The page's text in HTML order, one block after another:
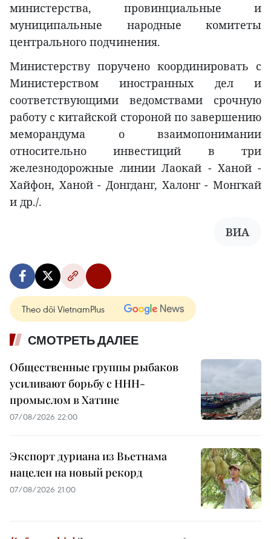
министерства, провинциальные и
муниципальные народные комитеты
центрального подчинения.
Министерству поручено координировать с
Министерством иностранных дел и
соответствующими ведомствами срочную
работу с китайской стороной по завершению
меморандума о взаимопонимании
относительно инвестиций в три
железнодорожные линии Лаокай - Ханой -
Хайфон, Ханой - Донгданг, Халонг - Монгкай
и др./.
ВИА
Theo dõi VietnamPlus
СМОТРЕТЬ ДАЛЕЕ
Общественные группы рыбаков
усиливают борьбу с ННН-
промыслом в Хатине
07/08/2026 22:00
Экспорт дуриана из Вьетнама
нацелен на новый рекорд
07/08/2026 21:00